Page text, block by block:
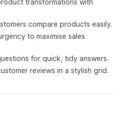
transformations with
compare products easily.
to maximise sales
for quick, tidy answers.
reviews in a stylish grid.